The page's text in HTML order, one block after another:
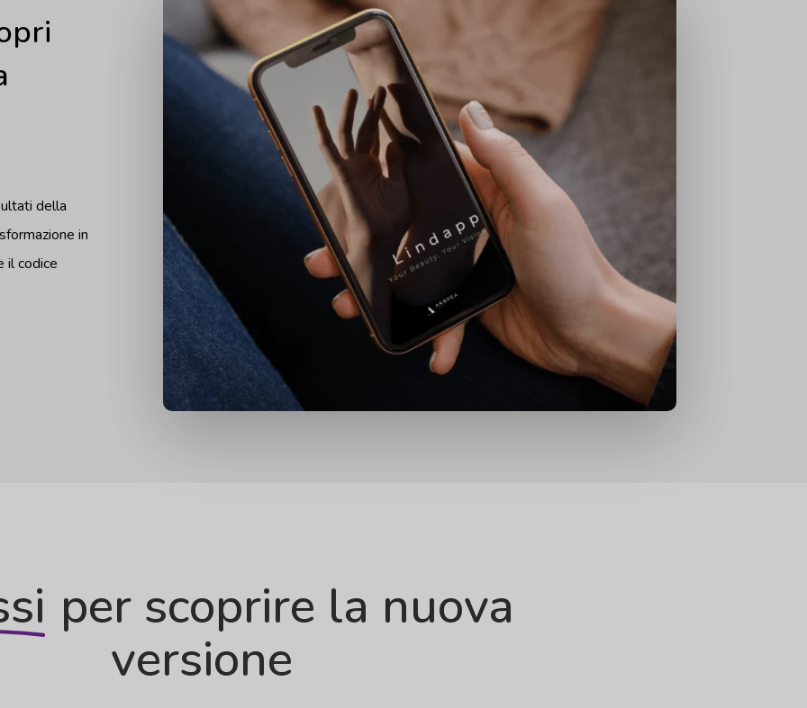
della
in
il codice
per scoprire la nuova
versione